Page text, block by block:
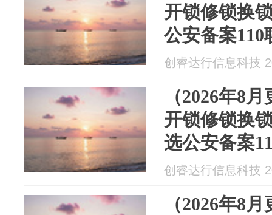
开锁修锁换
公安备案110
创睿达行信息科技
（2026年8
开锁修锁换
选公安备案
全资质连锁
创睿达行信息科技
（2026年8